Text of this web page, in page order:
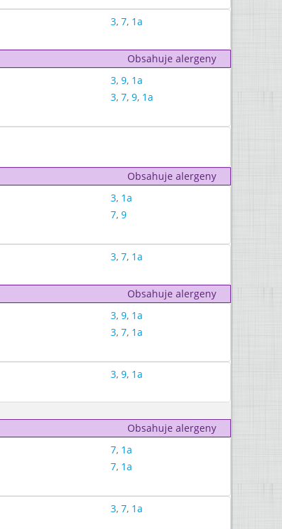
3, 7, 1a
Obsahuje alergeny
3, 9, 1a
3, 7, 9, 1a
Obsahuje alergeny
3, 1a
7, 9
3, 7, 1a
Obsahuje alergeny
3, 9, 1a
3, 7, 1a
3, 9, 1a
Obsahuje alergeny
7, 1a
7, 1a
3, 7, 1a